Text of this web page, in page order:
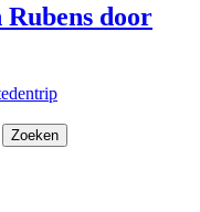
door